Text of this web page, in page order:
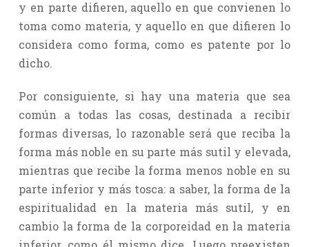
y en parte difieren, aquello en que convienen lo
toma como materia, y aquello en que difieren lo
considera como forma, como es patente por lo
dicho.
Por consiguiente, si hay una materia que sea
común a todas las cosas, destinada a recibir
formas diversas, lo razonable será que reciba la
forma más noble en su parte más sutil y elevada,
mientras que recibe la forma menos noble en su
parte inferior y más tosca: a saber, la forma de la
espiritualidad en la materia más sutil, y en
cambio la forma de la corporeidad en la materia